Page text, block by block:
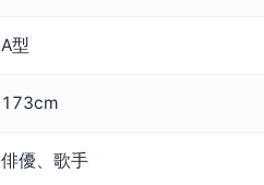
A型
173cm
俳優、歌手